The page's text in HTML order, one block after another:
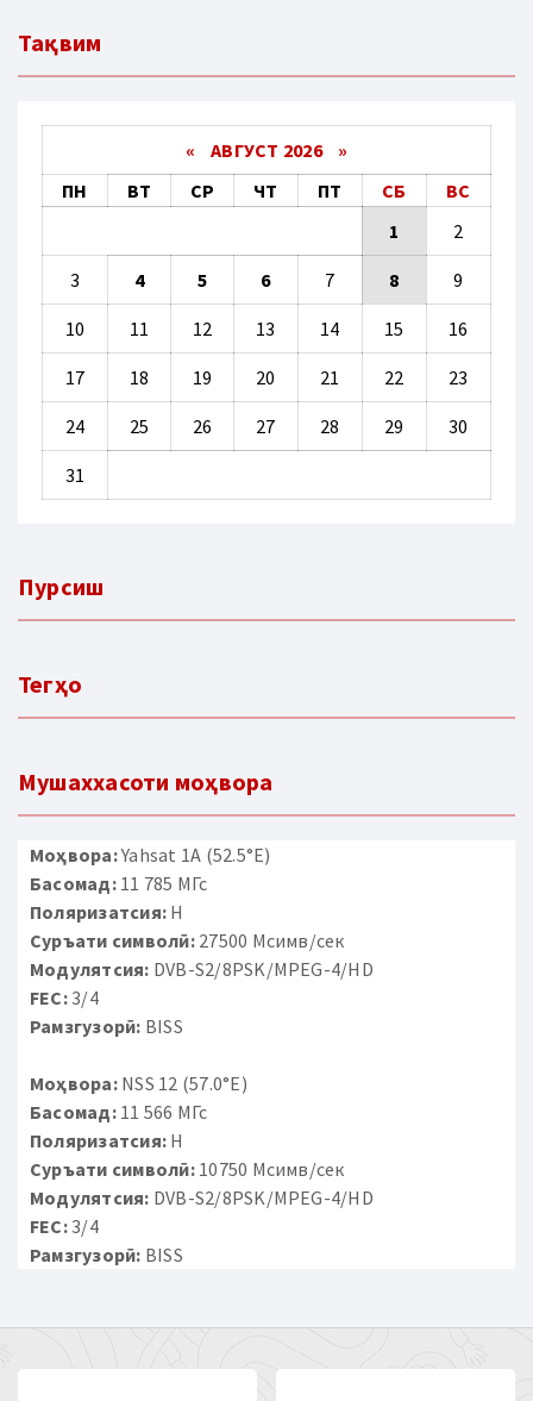
Тақвим
« АВГУСТ 2026 »
ПН
ВТ СР ЧТ ПТ СБ
ВС
1
2
3 4 5 6 7 8 9
10 11 12 13 14 15 16
17 18 19 20 21 22 23
24 25 26 27 28 29 30
31
Пурсиш
Тегҳо
Мушаххасоти моҳвора
Моҳвора:Yahsat 1A (52.5°E)
Басомад:11 785 МГс
Поляризатсия: H
Суръати символӣ:27500 Мсимв/сек
Модулятсия: DVB-S2/8PSK/MPEG-4/HD
FEC:3/4
Рамзгузорӣ: BISS
Моҳвора:NSS 12 (57.0°E)
Басомад:11 566 МГс
Поляризатсия: H
Суръати символӣ:10750 Мсимв/сек
Модулятсия: DVB-S2/8PSK/MPEG-4/HD
FEC:3/4
Рамзгузорӣ: BISS